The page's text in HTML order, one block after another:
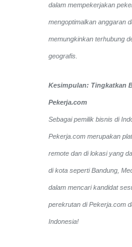
dalam mempekerjakan
mengoptimalkan anggaran
memungkinkan terhubung
geografis.
Kesimpulan: Tingkatkan
Pekerja.com
Sebagai pemilik bisnis di
Pekerja.com merupakan
remote dan di lokasi yang
di kota seperti Bandung,
dalam mencari kandidat
perekrutan di Pekerja.com
Indonesia!